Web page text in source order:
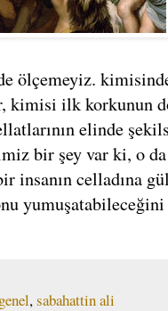
ölçemeyiz.
kimisi ilk korkunun
elinde
bir şey var ki, o
insanın celladına
,sabahattin ali